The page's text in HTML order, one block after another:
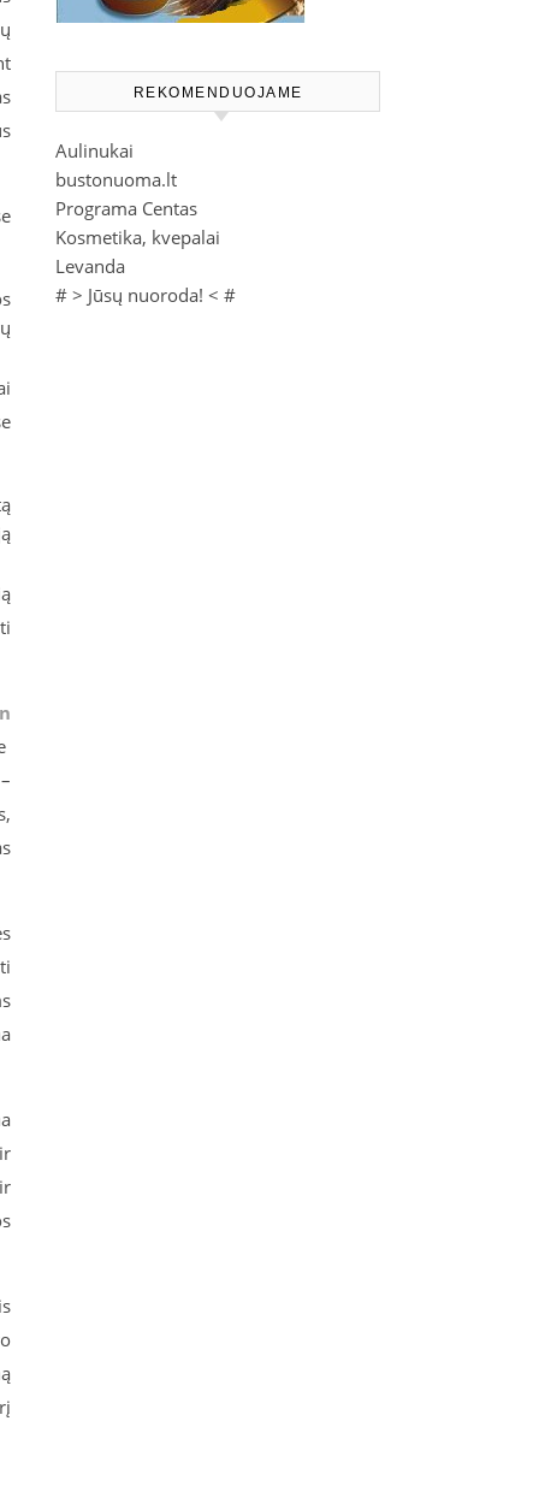
REKOMENDUOJAME
Aulinukai
bustonuoma.lt
Programa Centas
Kosmetika, kvepalai
Levanda
# > Jūsų nuoroda! < #